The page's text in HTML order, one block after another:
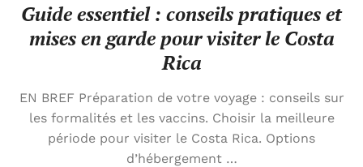
Guide essentiel : conseils pratiques et
mises en garde pour visiter le Costa
Rica
EN BREF Préparation de votre voyage : conseils sur
les formalités et les vaccins. Choisir la meilleure
période pour visiter le Costa Rica. Options
d’hébergement …